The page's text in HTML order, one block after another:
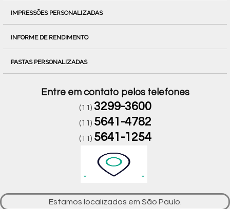
IMPRESSÕES PERSONALIZADAS
INFORME DE RENDIMENTO
PASTAS PERSONALIZADAS
Entre em contato pelos telefones
(11) 3299-3600
(11) 5641-4782
(11) 5641-1254
Estamos localizados em São Paulo.